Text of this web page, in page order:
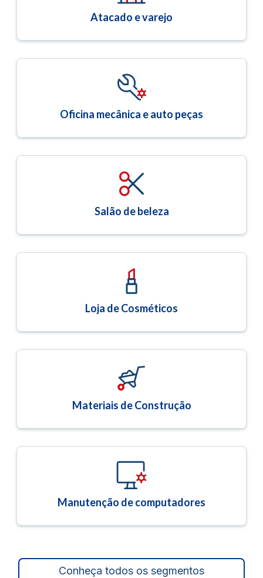
Atacado e varejo
Oficina mecânica e auto peças
Salão de beleza
Loja de Cosméticos
Materiais de Construção
Manutenção de computadores
Conheça todos os segmentos